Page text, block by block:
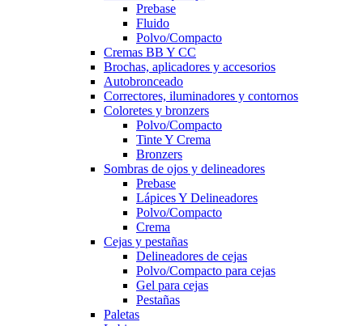
Prebase
Fluido
Polvo/Compacto
Cremas BB Y CC
Brochas, aplicadores y accesorios
Autobronceado
Correctores, iluminadores y contornos
Coloretes y bronzers
Polvo/Compacto
Tinte Y Crema
Bronzers
Sombras de ojos y delineadores
Prebase
Lápices Y Delineadores
Polvo/Compacto
Crema
Cejas y pestañas
Delineadores de cejas
Polvo/Compacto para cejas
Gel para cejas
Pestañas
Paletas